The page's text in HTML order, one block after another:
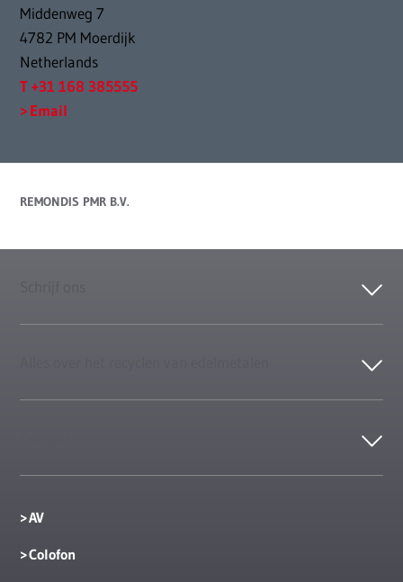
Middenweg 7
4782 PM Moerdijk
Netherlands
T +31 168 385555
Email
REMONDIS PMR B.V.
AV
Colofon